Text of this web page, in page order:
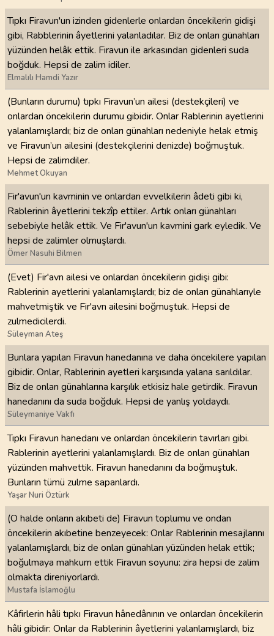
Tıpkı Firavun'un izinden gidenlerle onlardan öncekilerin gidişi
gibi, Rabblerinin âyetlerini yalanladılar. Biz de onları günahları
yüzünden helâk ettik. Firavun ile arkasından gidenleri suda
boğduk. Hepsi de zalim idiler.
Elmalılı Hamdi Yazır
(Bunların durumu) tıpkı Firavun’un ailesi (destekçileri) ve
onlardan öncekilerin durumu gibidir. Onlar Rablerinin ayetlerini
yalanlamışlardı; biz de onları günahları nedeniyle helak etmiş
ve Firavun’un ailesini (destekçilerini denizde) boğmuştuk.
Hepsi de zalimdiler.
Mehmet Okuyan
Fir'avun'un kavminin ve onlardan evvelkilerin âdeti gibi ki,
Rablerinin âyetlerini tekzîp ettiler. Artık onları günahları
sebebiyle helâk ettik. Ve Fir'avun'un kavmini gark eyledik. Ve
hepsi de zalimler olmuşlardı.
Ömer Nasuhi Bilmen
(Evet) Fir'avn ailesi ve onlardan öncekilerin gidişi gibi:
Rablerinin ayetlerini yalanlamışlardı; biz de onları günahlarıyle
mahvetmiştik ve Fir'avn ailesini boğmuştuk. Hepsi de
zulmedicilerdi.
Süleyman Ateş
Bunlara yapılan Firavun hanedanına ve daha öncekilere yapılan
gibidir. Onlar, Rablerinin ayetleri karşısında yalana sarıldılar.
Biz de onları günahlarına karşılık etkisiz hale getirdik. Firavun
hanedanını da suda boğduk. Hepsi de yanlış yoldaydı.
Süleymaniye Vakfı
Tıpkı Firavun hanedanı ve onlardan öncekilerin tavırları gibi.
Rablerinin ayetlerini yalanlamışlardı. Biz de onları günahları
yüzünden mahvettik. Firavun hanedanını da boğmuştuk.
Bunların tümü zulme sapanlardı.
Yaşar Nuri Öztürk
(O halde onların akıbeti de) Firavun toplumu ve ondan
öncekilerin akıbetine benzeyecek: Onlar Rablerinin mesajlarını
yalanlamışlardı, biz de onları günahları yüzünden helak ettik;
boğulmaya mahkum ettik Firavun soyunu: zira hepsi de zalim
olmakta direniyorlardı.
Mustafa İslamoğlu
Kâfirlerin hâli tıpkı Firavun hânedânının ve onlardan öncekilerin
hâli gibidir: Onlar da Rablerinin âyetlerini yalanlamışlardı, biz